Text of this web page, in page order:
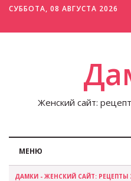
СУББОТА, 08 АВГУСТА 2026
Женский сайт:
МЕНЮ
ДАМКИ - ЖЕНСКИЙ САЙТ: